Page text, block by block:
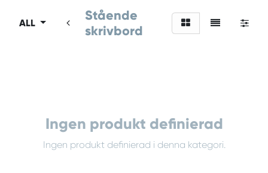
ALL
Stående
skrivbord
Ingen produkt definierad
Ingen produkt definierad i denna kategori.